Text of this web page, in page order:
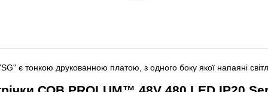
є тонкою друкованною платою, з одного боку якої напаяні